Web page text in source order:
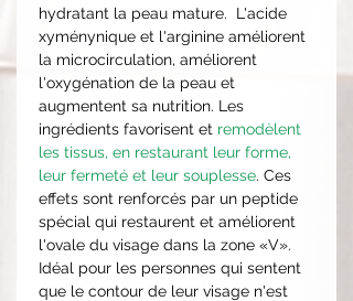
hydratant la peau mature. L'acide
xyménynique et l'arginine améliorent
la microcirculation, améliorent
l'oxygénation de la peau et
augmentent sa nutrition. Les
ingrédients favorisent et remodèlent
les tissus, en restaurant leur forme,
leur fermeté et leur souplesse. Ces
effets sont renforcés par un peptide
spécial qui restaurent et améliorent
l'ovale du visage dans la zone «V».
Idéal pour les personnes qui sentent
que le contour de leur visage n'est